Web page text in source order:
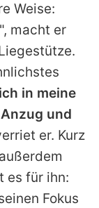
Weise:
macht er
in meine
und
er. Kurz
außerdem
es für ihn:
Fokus